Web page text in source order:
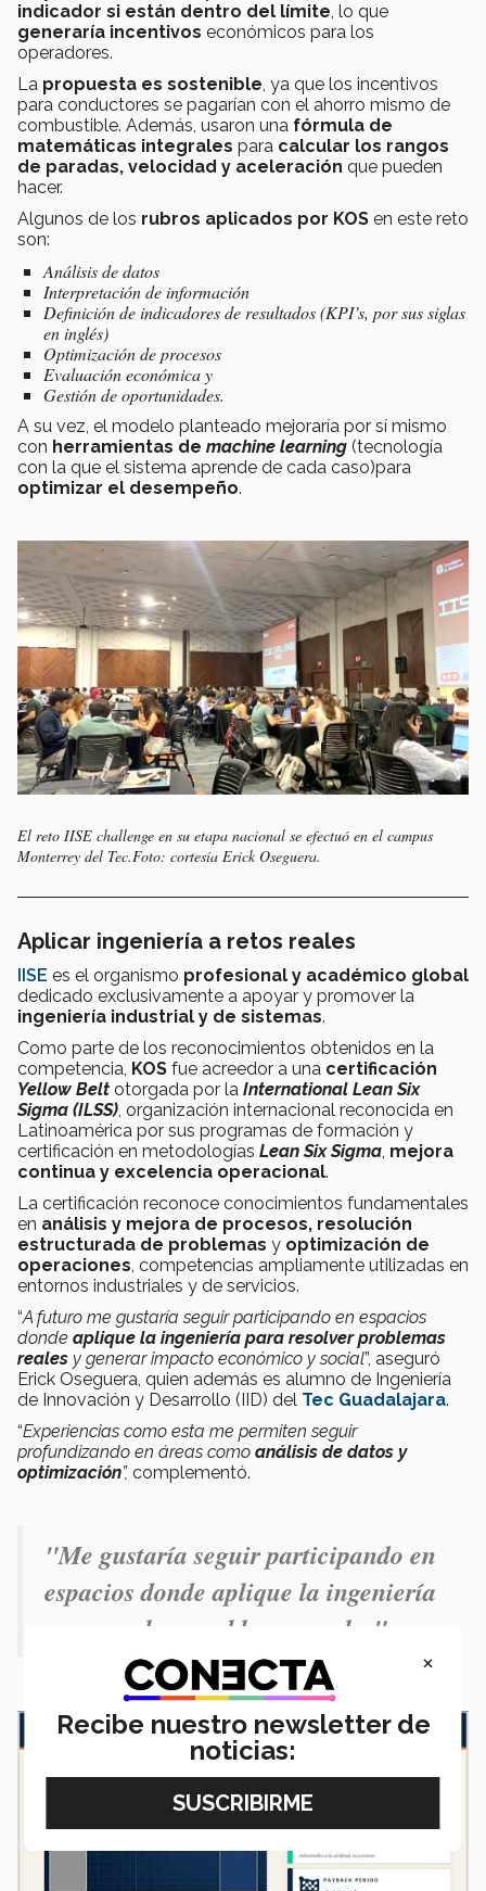
indicador si están dentro del límite , lo que
generaría incentivos económicos para los
operadores.
La propuesta es sostenible , ya que los incentivos
para conductores se pagarían con el ahorro mismo de
combustible. Además, usaron una fórmula de
matemáticas integrales para calcular los rangos
de paradas, velocidad y aceleración que pueden
hacer.
Algunos de los rubros aplicados por KOS en este reto
son:
Análisis de datos
Interpretación de información
Definición de indicadores de resultados (KPI’s, por sus siglas
en inglés)
Optimización de procesos
Evaluación económica y
Gestión de oportunidades.
A su vez, el modelo planteado mejoraría por sí mismo
con herramientas de machine learning (tecnología
con la que el sistema aprende de cada caso)para
optimizar el desempeño.
El reto IISE challenge en su etapa nacional se efectuó en el campus
Monterrey del Tec.Foto: cortesía Erick Oseguera.
Aplicar ingeniería a retos reales
IISE es el organismo profesional y académico global
dedicado exclusivamente a apoyar y promover la
ingeniería industrial y de sistemas.
Como parte de los reconocimientos obtenidos en la
competencia, KOS fue acreedor a una certificación
Yellow Belt otorgada por la International Lean Six
Sigma (ILSS) , organización internacional reconocida en
Latinoamérica por sus programas de formación y
certificación en metodologías Lean Six Sigma mejora
continua y excelencia operacional.
La certificación reconoce conocimientos fundamentales
en análisis y mejora de procesos, resolución
estructurada de problemas y optimización de
operaciones , competencias ampliamente utilizadas en
entornos industriales y de servicios.
“A futuro me gustaría seguir participando en espacios
donde aplique la ingeniería para resolver problemas
reales y generar impacto económico y social”, aseguró
Erick Oseguera, quien además es alumno de Ingeniería
de Innovación y Desarrollo (IID) del Tec Guadalajara.
“Experiencias como esta me permiten seguir
profundizando en áreas como análisis de datos y
optimización”, complementó.
"Me gustaría seguir participando en
espacios donde aplique la ingeniería
para resolver problemas reales".
×
Recibe nuestro newsletter de
noticias: